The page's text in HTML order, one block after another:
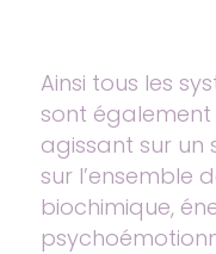
Ainsi tous les
sont également
agissant sur un
sur l’ensemble
biochimique,